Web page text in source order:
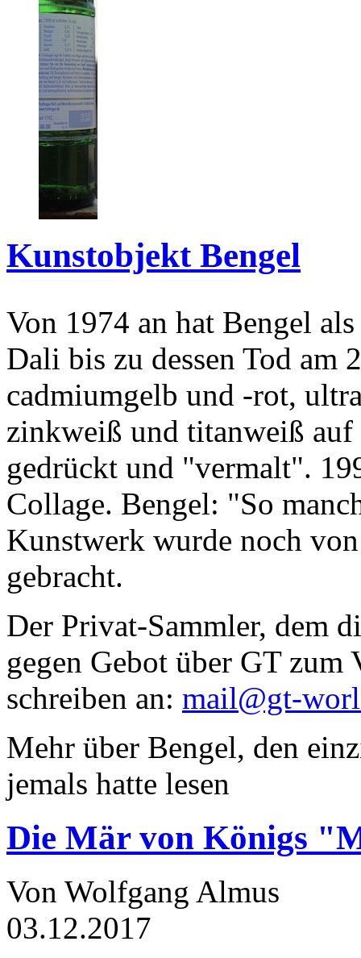
Kunstobjekt Bengel
Von 1974 an hat Bengel
Dali bis zu dessen Tod am
cadmiumgelb und -rot,
zinkweiß und titanweiß
gedrückt und "vermalt".
Collage. Bengel: "So
Kunstwerk wurde noch
gebracht.
Der Privat-Sammler, dem
gegen Gebot über GT zum
schreiben an: mail@gt-
Mehr über Bengel, den
jemals hatte lesen
Die Mär von Königs
Von Wolfgang Almus
03.12.2017